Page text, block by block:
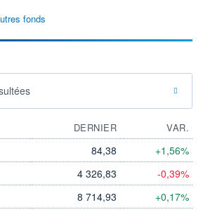
fonds
DERNIER
VAR.
84,38 +1,56%
4 326,83 -0,39%
8 714,93 +0,17%